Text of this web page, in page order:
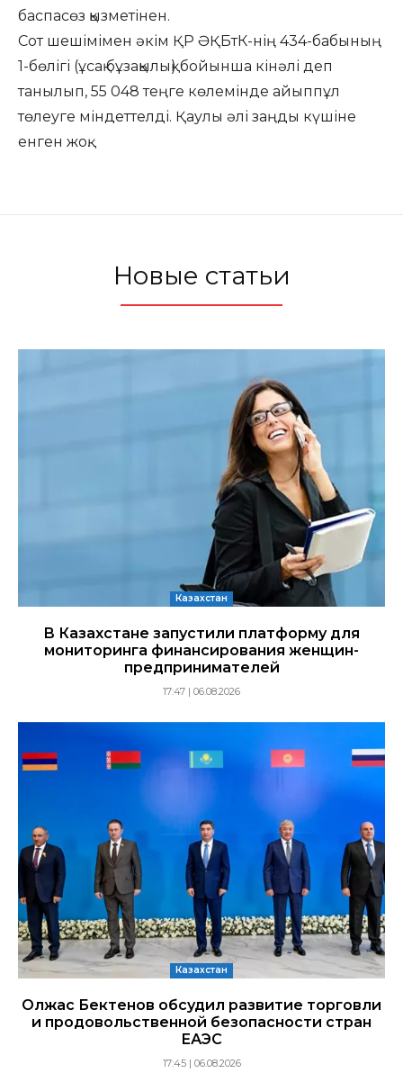
баспасөз қызметінен.
Сот шешімімен әкім ҚР ӘҚБтК-нің 434-бабының
1-бөлігі (ұсақ бұзақылық) бойынша кінәлі деп
танылып, 55 048 теңге көлемінде айыппұл
төлеуге міндеттелді. Қаулы әлі заңды күшіне
енген жоқ.
Новые статьи
Казахстан
В Казахстане запустили платформу для
мониторинга финансирования женщин-
предпринимателей
17:47 | 06.08.2026
Казахстан
Олжас Бектенов обсудил развитие торговли
и продовольственной безопасности стран
ЕАЭС
17:45 | 06.08.2026